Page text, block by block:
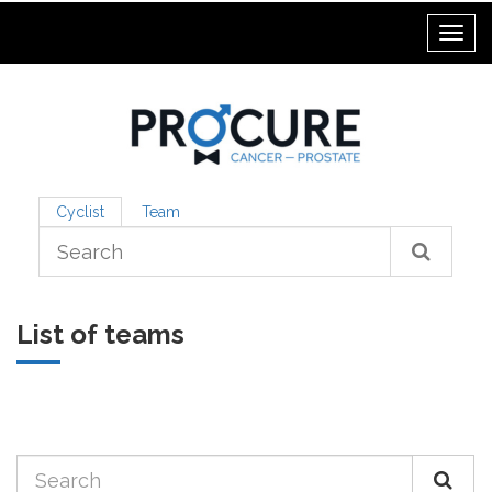
Cyclist Team
List of teams